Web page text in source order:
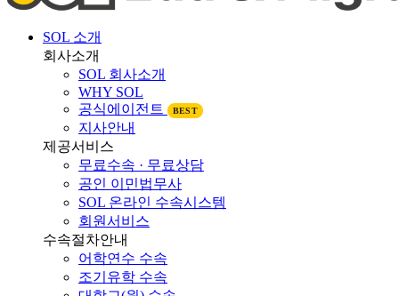
회사소개
SOL 회사소개
WHY SOL
공식에이전트
지사안내
제공서비스
무료수속 · 무료상담
공인 이민법무사
SOL 온라인 수속시스템
회원서비스
수속절차안내
어학연수 수속
조기유학 수속
대학교(원) 수속